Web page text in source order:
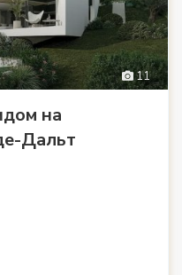
11
на
Дальт